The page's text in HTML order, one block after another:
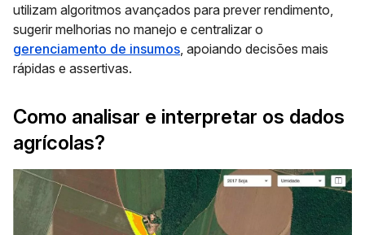
utilizam algoritmos avançados para prever rendimento,
sugerir melhorias no manejo e centralizar o
gerenciamento de insumos, apoiando decisões mais
rápidas e assertivas.
Como analisar e interpretar os dados
agrícolas?